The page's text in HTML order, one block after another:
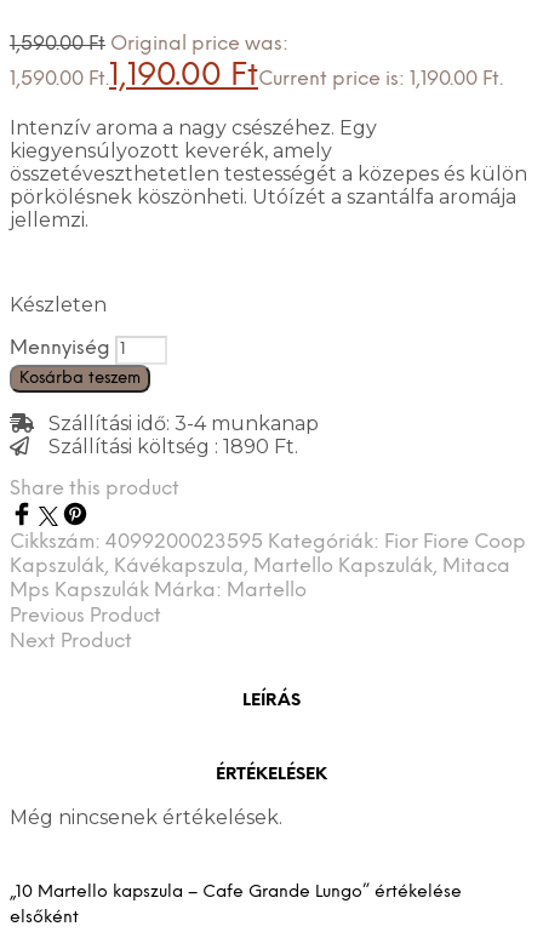
1,590.00Ft Original price was:
1,590.00 Ft.1,190.00 FtCurrent price is: 1,190.00 Ft.
Intenzív aroma a nagy csészéhez. Egy
kiegyensúlyozott keverék, amely
összetéveszthetetlen testességét a közepes és külön
pörkölésnek köszönheti. Utóízét a szantálfa aromája
jellemzi.
Készleten
Mennyiség
Kosárba teszem
Szállítási idő: 3-4 munkanap
Szállítási költség : 1890 Ft.
Share this product
Cikkszám: 4099200023595 Kategóriák: Fior Fiore Coop
Kapszulák, Kávékapszula, Martello Kapszulák, Mitaca
Mps Kapszulák Márka: Martello
Previous Product
Next Product
LEÍRÁS
ÉRTÉKELÉSEK
Még nincsenek értékelések.
„10 Martello kapszula – Cafe Grande Lungo” értékelése
elsőként